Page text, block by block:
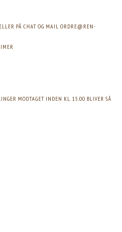
PÅ CHAT OG MAIL ORDRE@REN-
MODTAGET INDEN KL. 15.00 BLIVER SÅ